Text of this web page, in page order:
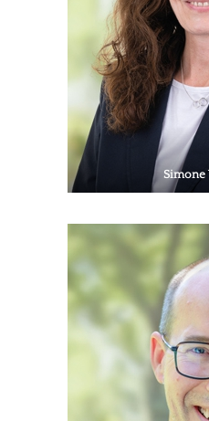
Simone